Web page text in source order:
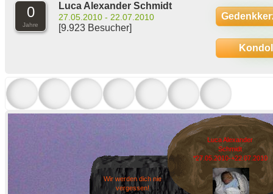
0
Jahre
Luca Alexander Schmidt
27.05.2010 - 22.07.2010
[9.923 Besucher]
Luca Alexander
Schmidt
*27.05.2010-+22.07.2010
Wir werden dich nie
vergessen!